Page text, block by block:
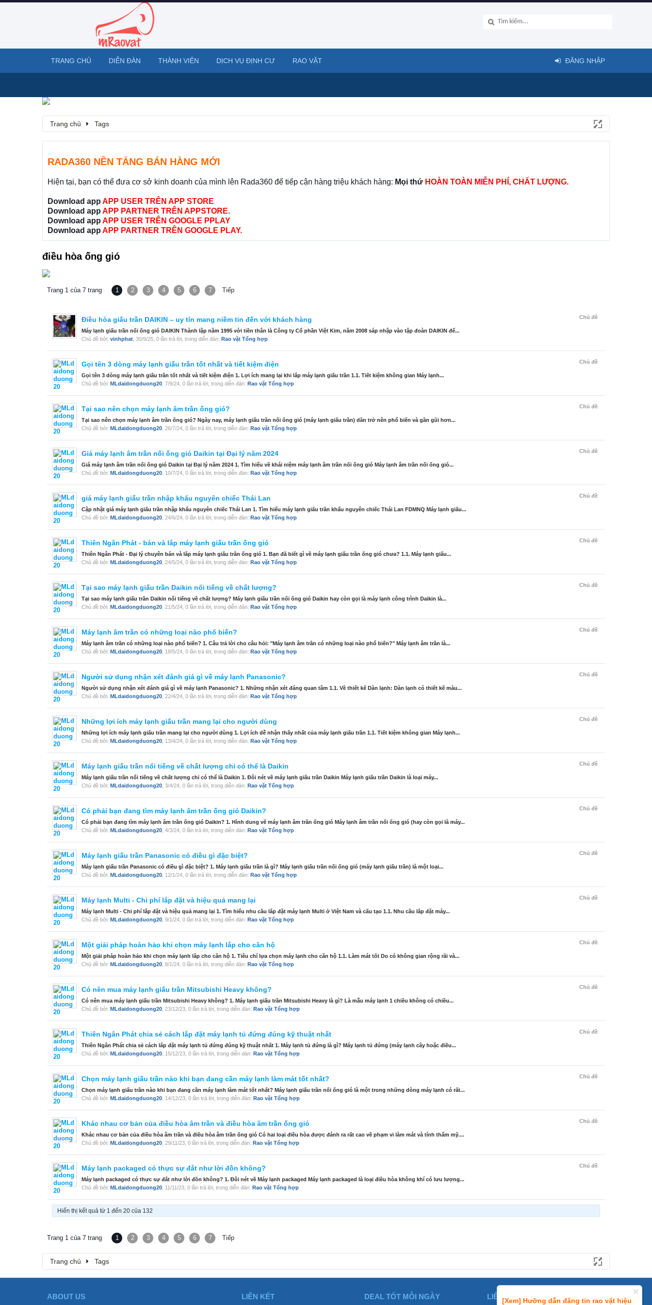
Trang chủ Tags
RADA360 NỀN TẢNG BÁN HÀNG MỚI
Hiện tại, bạn có thể đưa cơ sở kinh doanh của mình lên Rada360 để tiếp cận hàng triệu khách hàng: Mọi thứ HOÀN TOÀN MIỄN PHÍ, CHẤT LƯỢNG.
Download app APP USER TRÊN APP STORE
Download app APP PARTNER TRÊN APPSTORE.
Download app APP USER TRÊN GOOGLE PPLAY
Download app APP PARTNER TRÊN GOOGLE PLAY.
[Xem] Hưỡng dẫn đăng tin rao vặt hiệu
điều hòa ống gió
Trang 1 của 7 trang 1 2 3 4 5 6 7 Tiếp
Chủ đề
Điều hòa giấu trần DAIKIN – uy tín mang niềm tin đến với khách hàng
Máy lạnh giấu trần nối ống gió DAIKIN Thành lập năm 1995 với tiền thân là Công ty Cổ phần Việt Kim, năm 2008 sáp nhập vào tập đoàn DAIKIN để...
Chủ đề bởi: vinhphat 30/9/25 , 0 lần trả lời, trong diễn đàn: Rao vặt Tổng hợp
Chủ đề
Gọi tên 3 dòng máy lạnh giấu trần tốt nhất và tiết kiệm điện
Gọi tên 3 dòng máy lạnh giấu trần tốt nhất và tiết kiệm điện 1. Lợi ích mang lại khi lắp máy lạnh giấu trần 1.1. Tiết kiệm không gian Máy lạnh...
Chủ đề bởi: MLdaidongduong20 7/9/24 , 0 lần trả lời, trong diễn đàn: Rao vặt Tổng hợp
Chủ đề
Tại sao nên chọn máy lạnh âm trần ống gió?
Tại sao nên chọn máy lạnh âm trần ống gió? Ngày nay, máy lạnh giấu trần nối ống gió (máy lạnh giấu trần) dần trở nên phổ biến và gần gũi hơn...
Chủ đề bởi: MLdaidongduong20 26/7/24 , 0 lần trả lời, trong diễn đàn: Rao vặt Tổng hợp
Chủ đề
Giá máy lạnh âm trần nối ống gió Daikin tại Đại lý năm 2024
Giá máy lạnh âm trần nối ống gió Daikin tại Đại lý năm 2024 1. Tìm hiểu về khái niệm máy lạnh âm trần nối ống gió Máy lạnh âm trần nối ống gió...
Chủ đề bởi: MLdaidongduong20 10/7/24 , 0 lần trả lời, trong diễn đàn: Rao vặt Tổng hợp
Chủ đề
giá máy lạnh giấu trần nhập khẩu nguyên chiếc Thái Lan
Cập nhật giá máy lạnh giấu trần nhập khẩu nguyên chiếc Thái Lan 1. Tìm hiểu máy lạnh giấu trần khẩu nguyên chiếc Thái Lan FDMNQ Máy lạnh giấu...
Chủ đề bởi: MLdaidongduong20 24/6/24 , 0 lần trả lời, trong diễn đàn: Rao vặt Tổng hợp
Chủ đề
Thiên Ngân Phát - bán và lắp máy lạnh giấu trần ống gió
Thiên Ngân Phát - Đại lý chuyên bán và lắp máy lạnh giấu trần ống gió 1. Bạn đã biết gì về máy lạnh giấu trần ống gió chưa? 1.1. Máy lạnh giấu...
Chủ đề bởi: MLdaidongduong20 24/5/24 , 0 lần trả lời, trong diễn đàn: Rao vặt Tổng hợp
Chủ đề
Tại sao máy lạnh giấu trần Daikin nổi tiếng về chất lượng?
Tại sao máy lạnh giấu trần Daikin nổi tiếng về chất lượng? Máy lạnh giấu trần nối ống gió Daikin hay còn gọi là máy lạnh công trình Daikin là...
Chủ đề bởi: MLdaidongduong20 21/5/24 , 0 lần trả lời, trong diễn đàn: Rao vặt Tổng hợp
Chủ đề
Máy lạnh âm trần có những loại nào phổ biến?
Máy lạnh âm trần có những loại nào phổ biến? 1. Câu trả lời cho câu hỏi: "Máy lạnh âm trần có những loại nào phổ biến?" Máy lạnh âm trần là...
Chủ đề bởi: MLdaidongduong20 18/5/24 , 0 lần trả lời, trong diễn đàn: Rao vặt Tổng hợp
Chủ đề
Người sử dụng nhận xét đánh giá gì về máy lạnh Panasonic?
Người sử dụng nhận xét đánh giá gì về máy lạnh Panasonic? 1. Những nhận xét đáng quan tâm 1.1. Về thiết kế Dàn lạnh: Dàn lạnh có thiết kế màu...
Chủ đề bởi: MLdaidongduong20 22/4/24 , 0 lần trả lời, trong diễn đàn: Rao vặt Tổng hợp
Chủ đề
Những lợi ích máy lạnh giấu trần mang lại cho người dùng
Những lợi ích máy lạnh giấu trần mang lại cho người dùng 1. Lợi ích dễ nhận thấy nhất của máy lạnh giấu trần 1.1. Tiết kiệm không gian Máy lạnh...
Chủ đề bởi: MLdaidongduong20 13/4/24 , 0 lần trả lời, trong diễn đàn: Rao vặt Tổng hợp
Chủ đề
Máy lạnh giấu trần nổi tiếng về chất lượng chỉ có thể là Daikin
Máy lạnh giấu trần nổi tiếng về chất lượng chỉ có thể là Daikin 1. Đôi nét về máy lạnh giấu trần Daikin Máy lạnh giấu trần Daikin là loại máy...
Chủ đề bởi: MLdaidongduong20 3/4/24 , 0 lần trả lời, trong diễn đàn: Rao vặt Tổng hợp
Chủ đề
Có phải bạn đang tìm máy lạnh âm trần ống gió Daikin?
Có phải bạn đang tìm máy lạnh âm trần ống gió Daikin? 1. Hình dung về máy lạnh âm trần ống gió Máy lạnh âm trần nối ống gió (hay còn gọi là máy...
Chủ đề bởi: MLdaidongduong20 4/3/24 , 0 lần trả lời, trong diễn đàn: Rao vặt Tổng hợp
Chủ đề
Máy lạnh giấu trần Panasonic có điều gì đặc biệt?
Máy lạnh giấu trần Panasonic có điều gì đặc biệt? 1. Máy lạnh giấu trần là gì? Máy lạnh giấu trần nối ống gió (máy lạnh giấu trần) là một loại...
Chủ đề bởi: MLdaidongduong20 12/1/24 , 0 lần trả lời, trong diễn đàn: Rao vặt Tổng hợp
Chủ đề
Máy lạnh Multi - Chi phí lắp đặt và hiệu quả mang lại
Máy lạnh Multi - Chi phí lắp đặt và hiệu quả mang lại 1. Tìm hiểu nhu cầu lắp đặt máy lạnh Multi ở Việt Nam và cấu tạo 1.1. Nhu cầu lắp đặt máy...
Chủ đề bởi: MLdaidongduong20 9/1/24 , 0 lần trả lời, trong diễn đàn: Rao vặt Tổng hợp
Chủ đề
Một giải pháp hoàn hảo khi chọn máy lạnh lắp cho căn hộ
Một giải pháp hoàn hảo khi chọn máy lạnh lắp cho căn hộ 1. Tiêu chí lựa chọn máy lạnh cho căn hộ 1.1. Làm mát tốt Do có không gian rộng rãi và...
Chủ đề bởi: MLdaidongduong20 8/1/24 , 0 lần trả lời, trong diễn đàn: Rao vặt Tổng hợp
Chủ đề
Có nên mua máy lạnh giấu trần Mitsubishi Heavy không?
Có nên mua máy lạnh giấu trần Mitsubishi Heavy không? 1. Máy lạnh giấu trần Mitsubishi Heavy là gì? Là mẫu máy lạnh 1 chiều không có chiều...
Chủ đề bởi: MLdaidongduong20 23/12/23 , 0 lần trả lời, trong diễn đàn: Rao vặt Tổng hợp
Chủ đề
Thiên Ngân Phát chia sẻ cách lắp đặt máy lạnh tủ đứng đúng kỹ thuật nhất
Thiên Ngân Phát chia sẻ cách lắp đặt máy lạnh tủ đứng đúng kỹ thuật nhất 1. Máy lạnh tủ đứng là gì? Máy lạnh tủ đứng (máy lạnh cây hoặc điều...
Chủ đề bởi: MLdaidongduong20 15/12/23 , 0 lần trả lời, trong diễn đàn: Rao vặt Tổng hợp
Chủ đề
Chọn máy lạnh giấu trần nào khi bạn đang cần máy lạnh làm mát tốt nhất?
Chọn máy lạnh giấu trần nào khi bạn đang cần máy lạnh làm mát tốt nhất? Máy lạnh giấu trần nối ống gió là một trong những dòng máy lạnh có rất...
Chủ đề bởi: MLdaidongduong20 14/12/23 , 0 lần trả lời, trong diễn đàn: Rao vặt Tổng hợp
Chủ đề
Khác nhau cơ bản của điều hòa âm trần và điều hòa âm trần ống gió
Khác nhau cơ bản của điều hòa âm trần và điều hòa âm trần ống gió Có hai loại điều hòa được đánh ra rất cao về phạm vi làm mát và tính thẩm mỹ....
Chủ đề bởi: MLdaidongduong20 29/11/23 , 0 lần trả lời, trong diễn đàn: Rao vặt Tổng hợp
Chủ đề
Máy lạnh packaged có thực sự đắt như lời đồn không?
Máy lạnh packaged có thực sự đắt như lời đồn không? 1. Đôi nét về Máy lạnh packaged Máy lạnh packaged là loại điều hòa không khí có lưu lượng...
Chủ đề bởi: MLdaidongduong20 11/11/23 , 0 lần trả lời, trong diễn đàn: Rao vặt Tổng hợp
Hiển thị kết quả từ 1 đến 20 của 132
Trang 1 của 7 trang 1 2 3 4 5 6 7 Tiếp
Trang chủ Tags
TRANG CHỦ DIỄN ĐÀN THÀNH VIÊN DỊCH VỤ ĐỊNH CƯ RAO VẶT ĐĂNG NHẬP
ABOUT US LIÊN KẾT DEAL TỐT MỖI NGÀY LIÊN HỆ